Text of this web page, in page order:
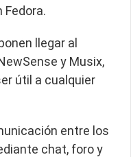
Fedora.
llegar al
y Musix,
útil a cualquier
entre los
chat, foro y